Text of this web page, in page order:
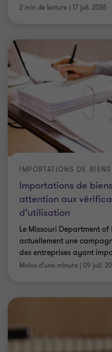
2 min de lecture | 17 juil. 2026
Importations de
attention aux
d’utilisation
Le Missouri Department of
actuellement une
des entreprises ayant
Moins d'une minute | 09 juil.